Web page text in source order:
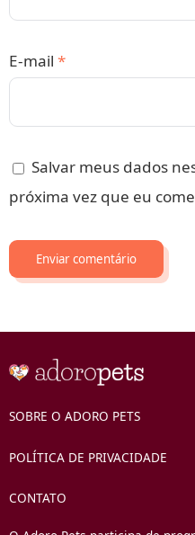
E-mail *
Salvar meus dados
próxima vez que eu
SOBRE O ADORO PETS
POLÍTICA DE PRIVACIDADE
CONTATO